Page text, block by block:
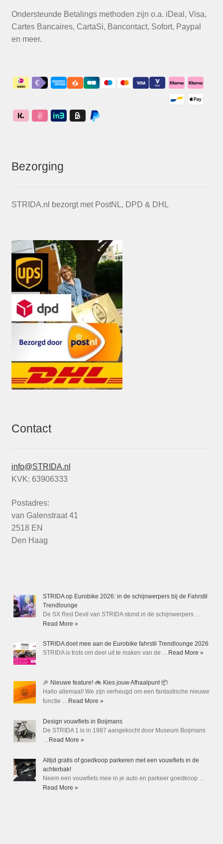
Ondersteunde Betalings methoden zijn o.a. iDeal, Visa,
Cartes Bancaires, CartaSi, Bancontact, Sofort, Paypal
en meer.
Bezorging
STRIDA.nl bezorgt met PostNL, DPD & DHL
Contact
info@STRIDA.nl
KVK: 63906333
Postadres:
van Galenstraat 41
2518 EN
Den Haag
STRIDA op Eurobike 2026: in de schijnwerpers bij de Fahrstil
Trendlounge
De SX Red Devil van STRIDA stond in de schijnwerpers …
Read More »
STRIDA doet mee aan de Eurobike fahrstil Trendlounge 2026
STRIDA is trots om deel uit te maken van de … Read More »
🎉 Nieuwe feature! 🚲 Kies jouw Afhaalpunt 📦
Hallo allemaal! We zijn verheugd om een fantastische nieuwe
functie … Read More »
Design vouwfiets in Boijmans
De STRIDA 1 is in 1987 aangekocht door Museum Boijmans
… Read More »
Altijd gratis of goedkoop parkeren met een vouwfiets in de
achterbak!
Neem een vouwfiets mee in je auto en parkeer goedkoop …
Read More »